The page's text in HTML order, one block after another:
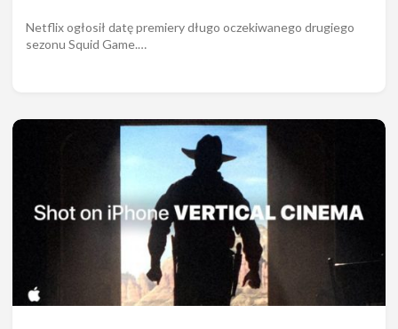
Netflix ogłosił datę premiery długo oczekiwanego drugiego
sezonu Squid Game.…